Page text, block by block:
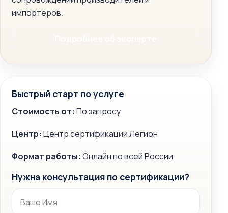
импортеров.
Быстрый старт по услуге
Стоимость от: По запросу
Центр: Центр сертификации Легион
Формат работы: Онлайн по всей России
Нужна консультация по сертификации?